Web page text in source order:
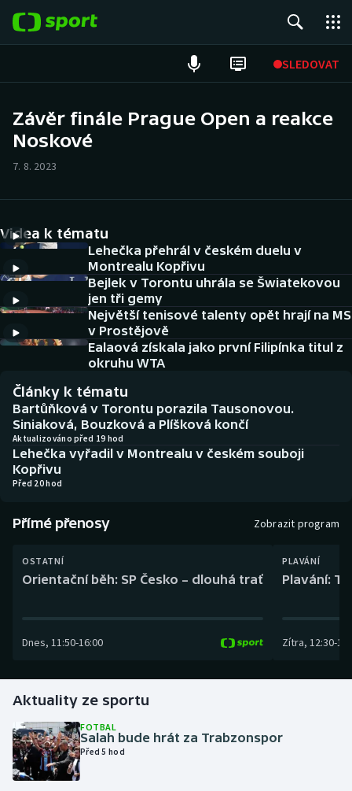
SLEDOVAT
Hokej
Cyklistika
DALŠÍ SPORTY
Americký fotbal
Baseball a softbal
Basketbal
Biatlon
Boby a skeleton
Box
Curling
Golf
Gymnastika
Házená
NEPŘEHLÉDNĚTE
Historické návraty
Aplikace ČT sport
AZ kvíz
Závěr finále Prague Open a reakce
Noskové
7. 8. 2023
Videa k tématu
Lehečka přehrál v českém duelu v
Montrealu Kopřivu
Bejlek v Torontu uhrála se Šwiatekovou
jen tři gemy
Největší tenisové talenty opět hrají na MS
v Prostějově
Ealaová získala jako první Filipínka titul z
okruhu WTA
Články k tématu
Bartůňková v Torontu porazila Tausonovou.
Siniaková, Bouzková a Plíšková končí
Aktualizováno před 19 hod
Lehečka vyřadil v Montrealu v českém souboji
Kopřivu
Před 20 hod
Přímé přenosy Zobrazit program
OSTATNÍ
Orientační běh: SP Česko – dlouhá trať
Dnes, 11:50-16:00
PLAVÁNÍ
Plavání:
Zítra, 12:30-
Aktuality ze sportu
FOTBAL
Salah bude hrát za Trabzonspor
Před 5 hod